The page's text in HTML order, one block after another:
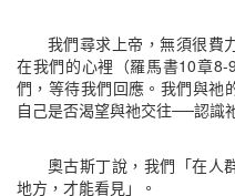
我們尋求上帝，無須很費
在我們的心裡（羅馬書10章
們，等待我們回應。我們與祂
自己是否渴望與祂交往──認識
奧古斯丁說，我們「在人
地方，才能看見」。